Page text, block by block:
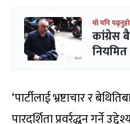
यो पनि
कांग्रेस
नियमित
‘पार्टीलाई भ्रष्टाचार र
पारदर्शिता प्रवर्र्द्धन गर्ने